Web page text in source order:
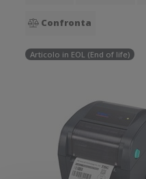
Confronta
Articolo in EOL (End of life)